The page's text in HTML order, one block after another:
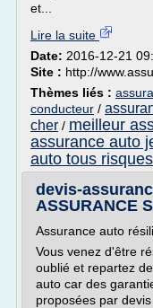
et...
Lire la suite
Date: 2016-12-21
Site : http://
Thèmes liés :
conducteur /
cher / meilleur
assurance auto
auto tous
devis-
ASSURANCE
Assurance auto
Vous venez d'être
oublié et repartez
auto car des
proposées par